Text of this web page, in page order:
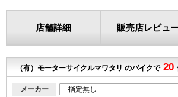
店舗詳細 販売店レビュ
（有）モーターサイクルマワタリ のバイクで 20
メーカー